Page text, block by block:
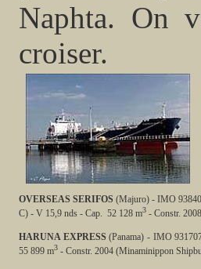
Naphta. On
croiser.
OVERSEAS SERIFOS (Majuro) - IMO
C) - V 15,9 nds - Cap. 52 128 m3 - Constr.
HARUNA EXPRESS (Panama) - IMO
55 899 m3 - Constr. 2004 (Minaminippon